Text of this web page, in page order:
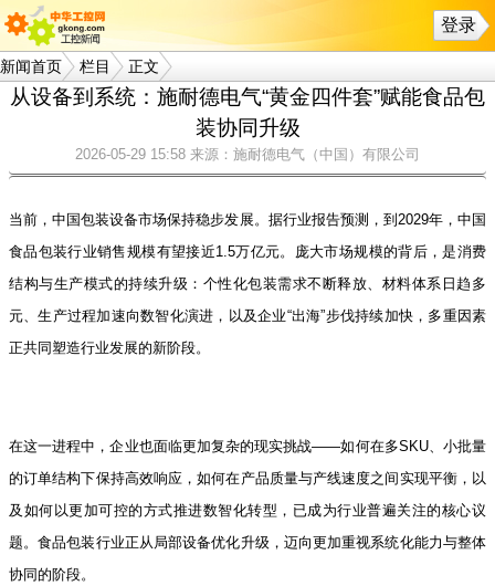
登录
新闻首页 栏目 正文
从设备到系统：施耐德电气“黄金四件套”赋能食品包
装协同升级
2026-05-29 15:58 来源：施耐德电气（中国）有限公司
当前，中国包装设备市场保持稳步发展。据行业报告预测，到2029年，中国
食品包装行业销售规模有望接近1.5万亿元。庞大市场规模的背后，是消费
结构与生产模式的持续升级：个性化包装需求不断释放、材料体系日趋多
元、生产过程加速向数智化演进，以及企业“出海”步伐持续加快，多重因素
正共同塑造行业发展的新阶段。
在这一进程中，企业也面临更加复杂的现实挑战——如何在多SKU、小批量
的订单结构下保持高效响应，如何在产品质量与产线速度之间实现平衡，以
及如何以更加可控的方式推进数智化转型，已成为行业普遍关注的核心议
题。食品包装行业正从局部设备优化升级，迈向更加重视系统化能力与整体
协同的阶段。